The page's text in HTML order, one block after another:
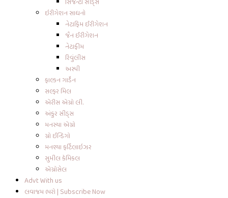
ઇરીગેશન સાધનો
નેટાફિમ ઈરીગેશન
જૈન ઈરીગેશન
નેટાફીમ
રિવુંલીસ
અસ્પી
ફાલ્કન ગાર્ડેન
સલ્ફર મિલ
એરીસ એગ્રો લી.
અંકુર સીડ્સ
મનસ્યા એગ્રો
ગ્રો ઈન્ડિગો
મનશ્યા ફર્ટિલાઇઝર
સુમીલ કેમિકલ
એગ્રોસેલ
Advt With us
લવાજમ ભરો | Subscribe Now